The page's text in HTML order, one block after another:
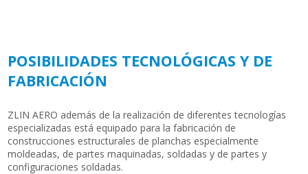
POSIBILIDADES TECNOLÓGICAS Y DE
FABRICACIÓN
ZLIN AERO además de la realización de diferentes tecnologías
especializadas está equipado para la fabricación de
construcciones estructurales de planchas especialmente
moldeadas, de partes maquinadas, soldadas y de partes y
configuraciones soldadas.